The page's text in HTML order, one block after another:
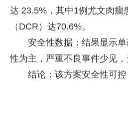
达 23.5%，其中1例尤文肉瘤
（DCR）达70.6%。
安全性数据：结果显示
性为主，严重不良事件少见
结论：该方案安全性可